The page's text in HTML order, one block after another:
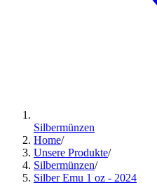
Silbermünzen
Home/
Unsere Produkte/
Silbermünzen/
Silber Emu 1 oz - 2024